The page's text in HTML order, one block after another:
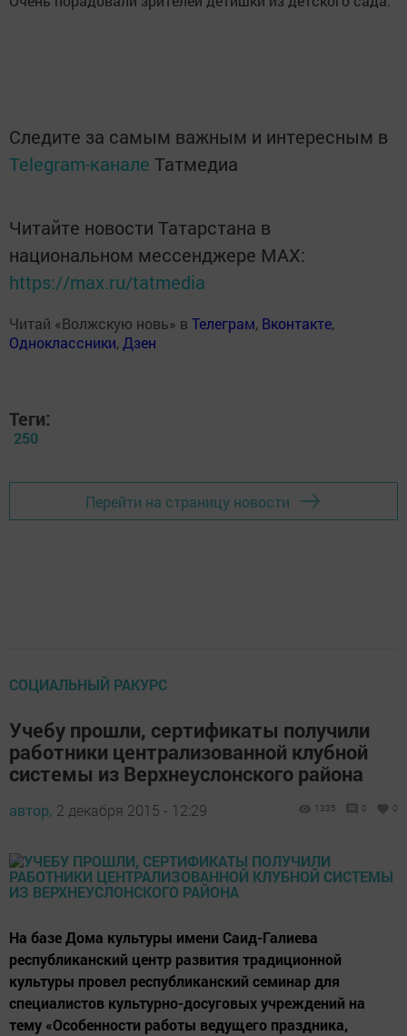
Следите за самым важным и интересным в
Telegram-канале Татмедиа
Читайте новости Татарстана в
национальном мессенджере MАХ:
https://max.ru/tatmedia
Читай «Волжскую новь» в Телеграм, Вконтакте,
Одноклассники,Дзен
Теги:
250
Перейти на страницу новости
СОЦИАЛЬНЫЙ РАКУРС
Учебу прошли, сертификаты получили
работники централизованной клубной
системы из Верхнеуслонского района
автор, 2 декабря 2015 - 12:29 1335 0 0
На базе Дома культуры имени Саид-Галиева
республиканский центр развития традиционной
культуры провел республиканский семинар для
специалистов культурно-досуговых учреждений на
тему «Особенности работы ведущего праздника,